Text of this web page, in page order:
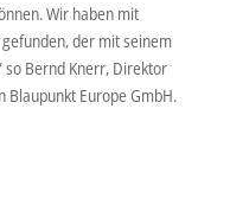
Wir haben mit
der mit seinem
Bernd Knerr, Direktor
Blaupunkt Europe GmbH.